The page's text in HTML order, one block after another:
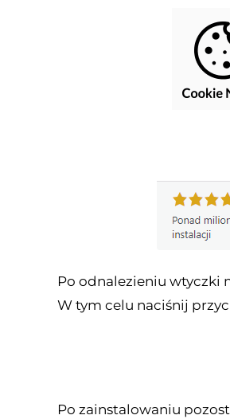
Po odnalezieniu wtyczki
W tym celu naciśnij
Po zainstalowaniu